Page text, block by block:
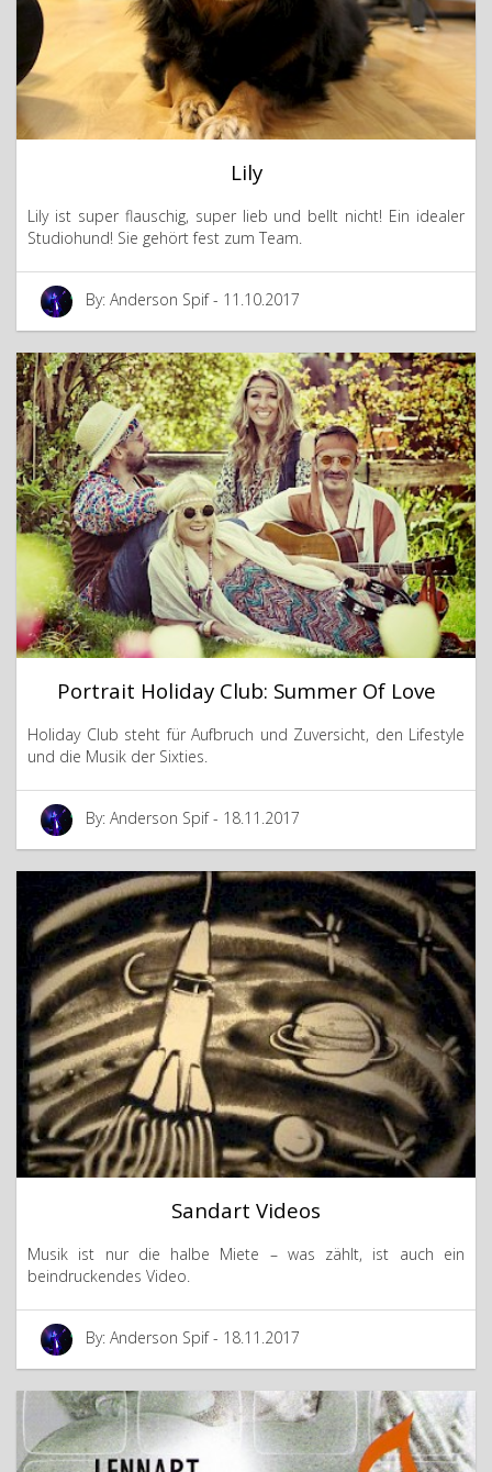
Lily
Lily ist super flauschig, super lieb und bellt nicht! Ein idealer
Studiohund! Sie gehört fest zum Team.
By: Anderson Spif - 11.10.2017
Portrait Holiday Club: Summer Of Love
Holiday Club steht für Aufbruch und Zuversicht, den Lifestyle
und die Musik der Sixties.
By: Anderson Spif - 18.11.2017
Sandart Videos
Musik ist nur die halbe Miete – was zählt, ist auch ein
beindruckendes Video.
By: Anderson Spif - 18.11.2017